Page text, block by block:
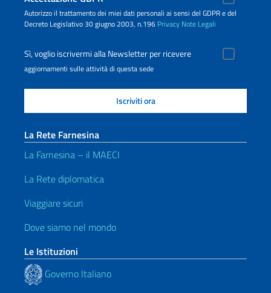
Autorizzo il trattamento dei miei dati personali ai sensi del GDPR e del
Decreto Legislativo 30 giugno 2003, n.196 Privacy Note Legali
Sì, voglio iscrivermi alla Newsletter per ricevere
aggiornamenti sulle attività di questa sede
La Rete Farnesina
La Farnesina – il MAECI
La Rete diplomatica
Viaggiare sicuri
Dove siamo nel mondo
Le Istituzioni
Governo Italiano